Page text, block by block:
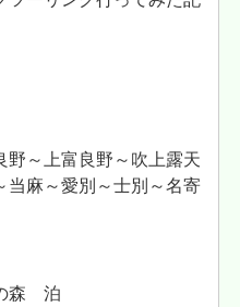
野～上富良野～吹上露天
当麻～愛別～士別～名寄
森 泊